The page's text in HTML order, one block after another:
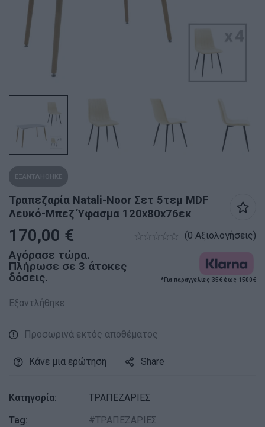
ΕΞΑΝΤΛΗΘΗΚΕ
Τραπεζαρία Natali-Noor Σετ 5τεμ MDF
Λευκό-Μπεζ Ύφασμα 120x80x76εκ
170,00 € (0 Αξιολογήσεις)
Αγόρασε τώρα.
Πλήρωσε σε 3 άτοκες
δόσεις.
*Για παραγγελίες 35€ έως 1500€
Εξαντλήθηκε
Προσωρινά εκτός αποθέματος
Κάνε μια ερώτηση Share
Κατηγορία:
ΤΡΑΠΕΖΑΡΙΕΣ
Tag:
ΤΡΑΠΕΖΑΡΙΕΣ